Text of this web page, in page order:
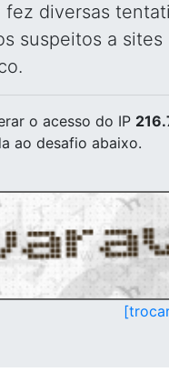
fez diversas
suspeitos a sites
o acesso do IP
ao desafio abaixo.